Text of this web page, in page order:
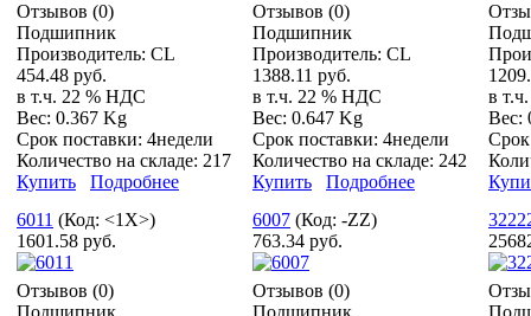
Отзывов (0)
Подшипник
Производитель: CL
454.48 руб.
в т.ч. 22 % НДС
Вес: 0.367 Kg
Срок поставки: 4недели
Количество на складе: 217
Купить
Подробнее
Отзывов (0)
Подшипник
Производитель: CL
1388.11 руб.
в т.ч. 22 % НДС
Вес: 0.647 Kg
Срок поставки: 4недели
Количество на складе: 242
Купить
Подробнее
в
Вес:
6011 (Код: <1X>)
1601.58 руб.
Отзывов (0)
6007 (Код: -ZZ)
763.34 руб.
Отзывов (0)